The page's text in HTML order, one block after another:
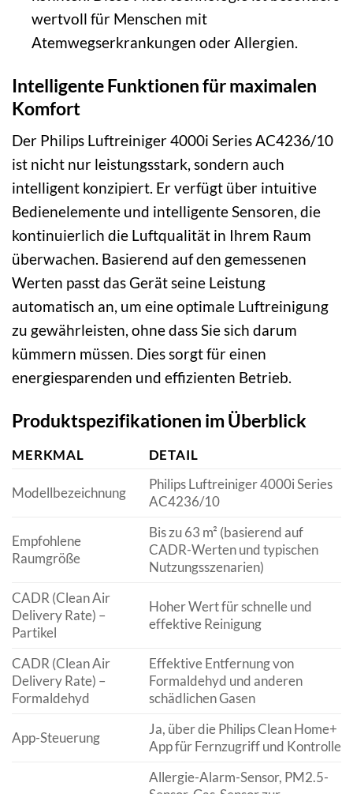
wertvoll für Menschen mit
Atemwegserkrankungen oder Allergien.
Intelligente Funktionen für maximalen
Komfort
Der Philips Luftreiniger 4000i Series AC4236/10
ist nicht nur leistungsstark, sondern auch
intelligent konzipiert. Er verfügt über intuitive
Bedienelemente und intelligente Sensoren, die
kontinuierlich die Luftqualität in Ihrem Raum
überwachen. Basierend auf den gemessenen
Werten passt das Gerät seine Leistung
automatisch an, um eine optimale Luftreinigung
zu gewährleisten, ohne dass Sie sich darum
kümmern müssen. Dies sorgt für einen
energiesparenden und effizienten Betrieb.
Produktspezifikationen im Überblick
MERKMAL DETAIL
Modellbezeichnung
Philips Luftreiniger 4000i Series
AC4236/10
Empfohlene
Raumgröße
Bis zu 63 m² (basierend auf
CADR-Werten und typischen
Nutzungsszenarien)
CADR (Clean Air
Delivery Rate) –
Partikel
Hoher Wert für schnelle und
effektive Reinigung
CADR (Clean Air
Delivery Rate) –
Formaldehyd
Effektive Entfernung von
Formaldehyd und anderen
schädlichen Gasen
App-Steuerung
Ja, über die Philips Clean Home+
App für Fernzugriff und Kontrolle
Allergie-Alarm-Sensor, PM2.5-